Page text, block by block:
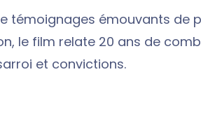
témoignages émouvants de
le film relate 20 ans de
et convictions.